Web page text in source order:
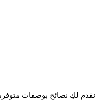
نقدم لكِ نصائح بوصفات